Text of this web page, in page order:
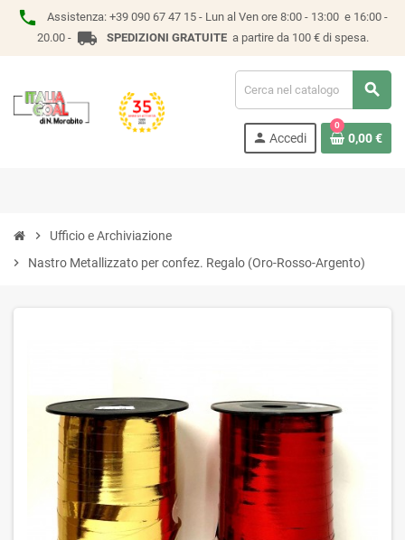
phone Assistenza: +39 090 67 47 15 - Lun al Ven ore 8:00 - 13:00 e 16:00 -
20.00 - local_shipping SPEDIZIONI GRATUITEa partire da 100 € di spesa.
search
person Accedi
0
0,00 €
chevron_right
Ufficio e Archiviazione
chevron_right
Nastro Metallizzato per confez. Regalo (Oro-Rosso-Argento)